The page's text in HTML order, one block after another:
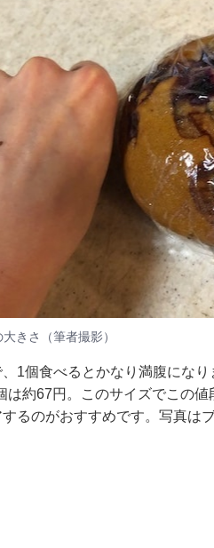
きさ（筆者撮影）
1個食べるとかなり満腹にな
は約67円。このサイズでこの
るのがおすすめです。写真は